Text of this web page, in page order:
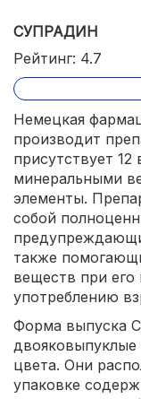
СУПРАДИН
Рейтинг: 4.7
Немецкая
производит
присутствует
минеральными
элементы.
собой
также
веществ при его
употреблению
Форма выпуска
двояковыпуклые
цвета. Они
упаковке